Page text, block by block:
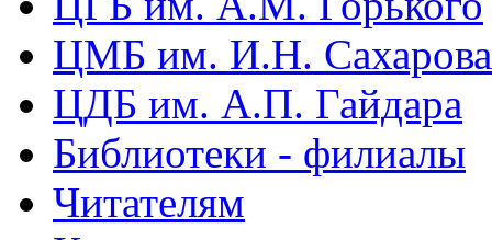
ЦМБ им. И.Н. Сахарова
ЦДБ им. А.П. Гайдара
Библиотеки - филиалы
Читателям